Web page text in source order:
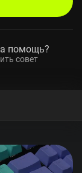
помощь?
совет